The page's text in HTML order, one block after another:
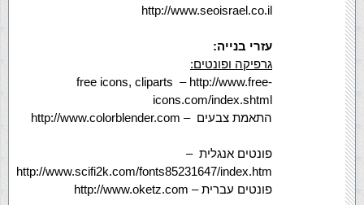
http://www.seoisrael.co.il
עזרי בנייה:
גרפיקה ופונטים:
free icons, cliparts – http://www.free-
icons.com/index.shtml
התאמת צבעים – http://www.colorblender.com
פונטים אנגלית –
http://www.scifi2k.com/fonts85231647/index.htm
פונטים עברית– http://www.oketz.com